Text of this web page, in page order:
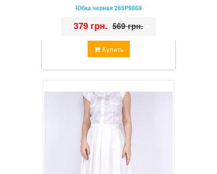
Юбка черная 265P9868
Купить
379 грн. 569 грн.